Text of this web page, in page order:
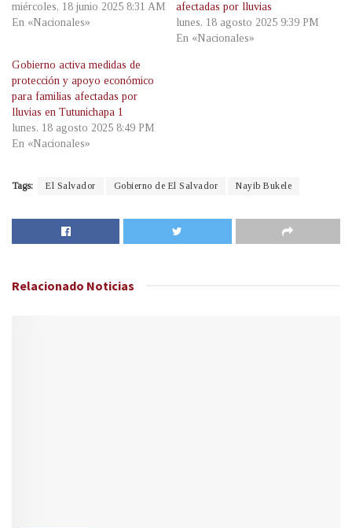
miércoles, 18 junio 2025 8:31 AM
En «Nacionales»
afectadas por lluvias
lunes, 18 agosto 2025 9:39 PM
En «Nacionales»
Gobierno activa medidas de
protección y apoyo económico
para familias afectadas por
lluvias en Tutunichapa 1
lunes, 18 agosto 2025 8:49 PM
En «Nacionales»
Tags: El Salvador Gobierno de El Salvador Nayib Bukele
Relacionado Noticias